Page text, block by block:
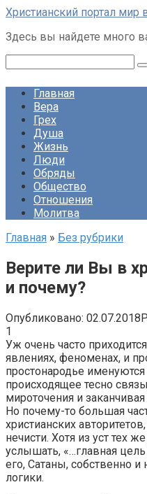
Перейти
контенту
Христианский портал мир
Здесь вы найдете много
Главная
Вера
Грех
Душа
Жизнь
Люди
Обряды
Общество
Отношения
Молитва
Главная » Без рубрики
Верите ли Вы в
и почему?
Опубликовано: 02.07.2018
1
Уж очень часто
явлениях, феноменах, и
простонародье
происходящее тесно
мироточения и
Но почему-то большая
христианских
нечисти. Хотя из уст тех
услышать, «…главная
его, Сатаны, собственно
логики.